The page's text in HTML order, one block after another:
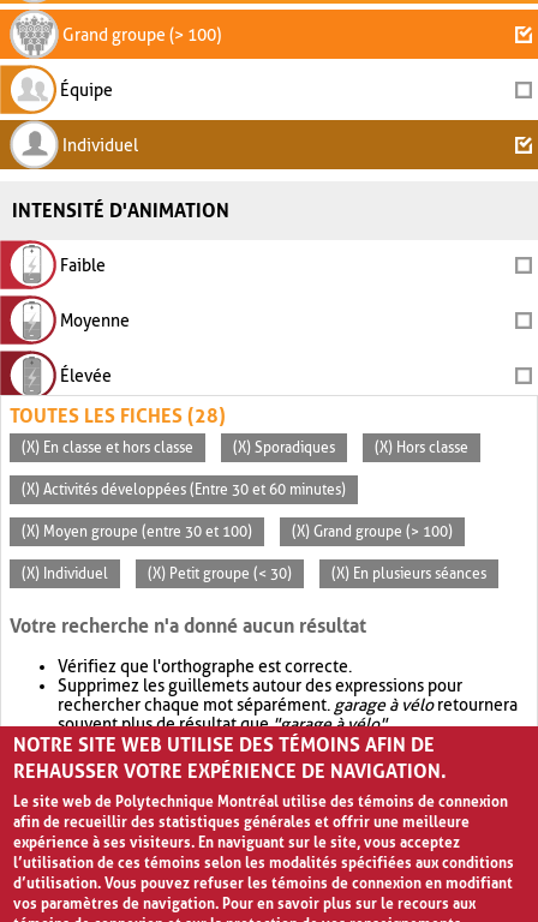
Grand groupe (> 100)
Équipe
Individuel
INTENSITÉ D'ANIMATION
Faible
Moyenne
Élevée
TOUTES LES FICHES (28)
(X) En classe et hors classe (X) Sporadiques (X) Hors classe
(X) Activités développées (Entre 30 et 60 minutes)
(X) Moyen groupe (entre 30 et 100) (X) Grand groupe (> 100)
(X) Individuel (X) Petit groupe (< 30) (X) En plusieurs séances
Votre recherche n'a donné aucun résultat
Vérifiez que l'orthographe est correcte.
Supprimez les guillemets autour des expressions pour
rechercher chaque mot séparément. garage à véloretournera
souvent plus de résultat que"garage à vélo".
Envisagez d'élargir votre recherche avec OR.garage OR vélo
retournera souvent plus de résultat quegarage à vélo
NOTRE SITE WEB UTILISE DES TÉMOINS AFIN DE
REHAUSSER VOTRE EXPÉRIENCE DE NAVIGATION.
Le site web de Polytechnique Montréal utilise des témoins de connexion
afin de recueillir des statistiques générales et offrir une meilleure
expérience à ses visiteurs. En naviguant sur le site, vous acceptez
l’utilisation de ces témoins selon les modalités spécifiées aux conditions
d’utilisation. Vous pouvez refuser les témoins de connexion en modifiant
vos paramètres de navigation. Pour en savoir plus sur le recours aux